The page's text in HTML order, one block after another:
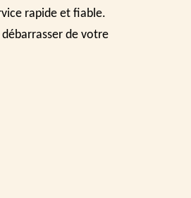
rapide et fiable.
de votre